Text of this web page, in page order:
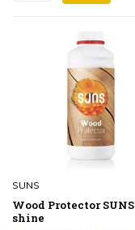
SUNS
Wood Protector SUNS
shine